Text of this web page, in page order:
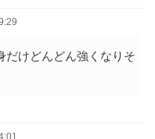
だけどんどん強くなりそ